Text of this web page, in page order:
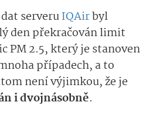
serveruIQAirbyl
den překračován limit
PM 2.5, který je stanoven
případech, a to
není výjimkou, že je
i dvojnásobně.